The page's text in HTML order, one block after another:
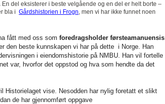
del eksisterer i beste velgående og en del er helt borte –
bla i Gårdshistorien i Frogn, men vi har ikke funnet noen
fått med oss som foredragsholder førsteamanuensis
den beste kunnskapen vi har på dette i Norge. Han
i eiendomshistorie på NMBU. Han vil fortelle
var, hvorfor det oppstod og hva som hendte da det
Historielaget vise. Nesodden har nylig foretatt et slikt
de har gjennomført oppgave